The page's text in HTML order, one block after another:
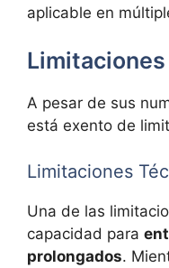
aplicable en
A pesar de sus
está exento de
Limitaciones
Una de las
capacidad para
prolongados.